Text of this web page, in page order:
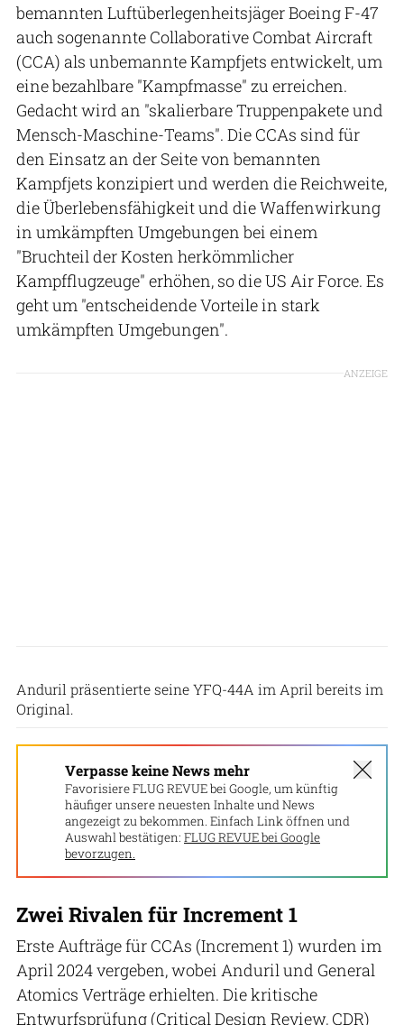
bemannten Luftüberlegenheitsjäger Boeing F-47
auch sogenannte Collaborative Combat Aircraft
(CCA) als unbemannte Kampfjets entwickelt, um
eine bezahlbare "Kampfmasse" zu erreichen.
Gedacht wird an "skalierbare Truppenpakete und
Mensch-Maschine-Teams". Die CCAs sind für
den Einsatz an der Seite von bemannten
Kampfjets konzipiert und werden die Reichweite,
die Überlebensfähigkeit und die Waffenwirkung
in umkämpften Umgebungen bei einem
"Bruchteil der Kosten herkömmlicher
Kampfflugzeuge" erhöhen, so die US Air Force. Es
geht um "entscheidende Vorteile in stark
umkämpften Umgebungen".
ANZEIGE
Anduril präsentierte seine YFQ-44A im April bereits im
Original.
Verpasse keine News mehr
Favorisiere FLUG REVUE bei Google, um künftig
häufiger unsere neuesten Inhalte und News
angezeigt zu bekommen. Einfach Link öffnen und
Auswahl bestätigen: FLUG REVUE bei Google
bevorzugen.
Zwei Rivalen für Increment 1
Erste Aufträge für CCAs (Increment 1) wurden im
April 2024 vergeben, wobei Anduril und General
Atomics Verträge erhielten. Die kritische
Entwurfsprüfung (Critical Design Review, CDR)